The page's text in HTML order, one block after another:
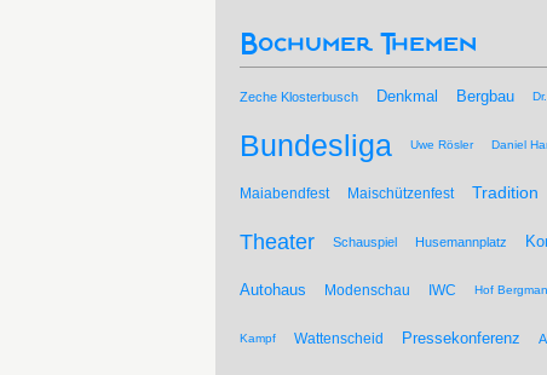
Bochumer Themen
Zeche Klosterbusch Denkmal Bergbau
Bundesliga Uwe Rösler Daniel
Maiabendfest Maischützenfest Tradition
Theater Schauspiel Husemannplatz
Autohaus Modenschau IWC Hof
Kampf Wattenscheid Pressekonferenz